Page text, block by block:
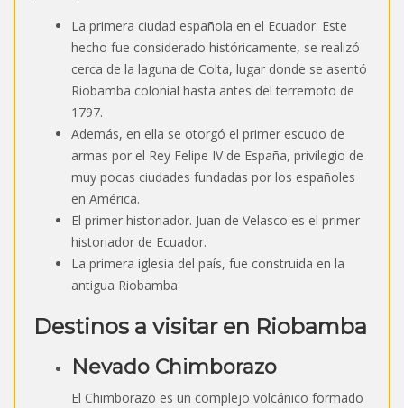
La primera ciudad española en el Ecuador. Este
hecho fue considerado históricamente, se realizó
cerca de la laguna de Colta, lugar donde se asentó
Riobamba colonial hasta antes del terremoto de
1797.
Además, en ella se otorgó el primer escudo de
armas por el Rey Felipe IV de España, privilegio de
muy pocas ciudades fundadas por los españoles
en América.
El primer historiador. Juan de Velasco es el primer
historiador de Ecuador.
La primera iglesia del país, fue construida en la
antigua Riobamba
Destinos a visitar en Riobamba
Nevado Chimborazo
El Chimborazo es un complejo volcánico formado